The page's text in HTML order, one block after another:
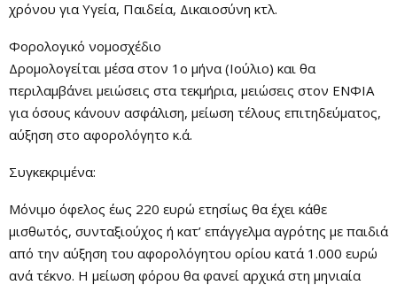
χρόνου για Υγεία, Παιδεία, Δικαιοσύνη κτλ.
Φορολογικό νομοσχέδιο
Δρομολογείται μέσα στον 1ο μήνα (Ιούλιο) και θα
περιλαμβάνει μειώσεις στα τεκμήρια, μειώσεις στον ΕΝΦΙΑ
για όσους κάνουν ασφάλιση, μείωση τέλους επιτηδεύματος,
αύξηση στο αφορολόγητο κ.ά.
Συγκεκριμένα:
Μόνιμο όφελος έως 220 ευρώ ετησίως θα έχει κάθε
μισθωτός, συνταξιούχος ή κατ’ επάγγελμα αγρότης με παιδιά
από την αύξηση του αφορολόγητου ορίου κατά 1.000 ευρώ
ανά τέκνο. Η μείωση φόρου θα φανεί αρχικά στη μηνιαία